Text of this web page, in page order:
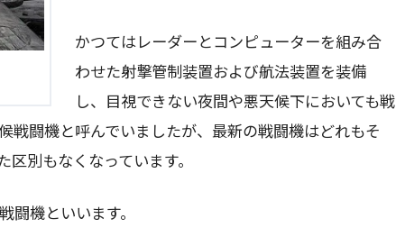
かつてはレーダーとコンピューターを組み合
わせた射撃管制装置および航法装置を装備
し、目視できない夜間や悪天候下においても戦
戦闘機と呼んでいましたが、最新の戦闘機はどれもそ
別もなくなっています。
闘機といいます。